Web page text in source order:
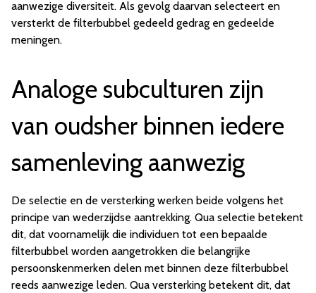
aanwezige diversiteit. Als gevolg daarvan selecteert en
versterkt de filterbubbel gedeeld gedrag en gedeelde
meningen.
Analoge subculturen zijn
van oudsher binnen iedere
samenleving aanwezig
De selectie en de versterking werken beide volgens het
principe van wederzijdse aantrekking. Qua selectie betekent
dit, dat voornamelijk die individuen tot een bepaalde
filterbubbel worden aangetrokken die belangrijke
persoonskenmerken delen met binnen deze filterbubbel
reeds aanwezige leden. Qua versterking betekent dit, dat